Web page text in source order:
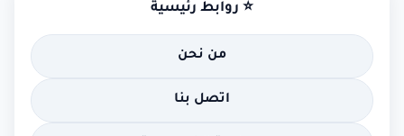
⭐ روابط رئيسية
من نحن
اتصل بنا